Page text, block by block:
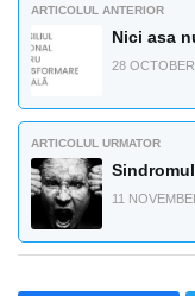
ARTICOLUL ANTERIOR
Nici asa
28
ARTICOLUL URMATOR
11